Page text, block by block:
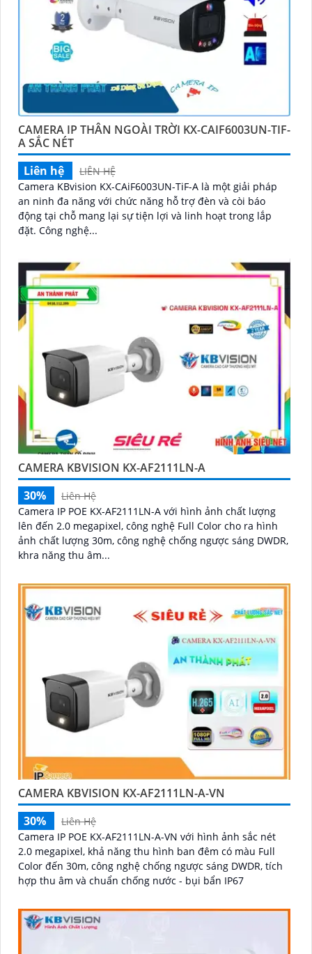
CAMERA IP THÂN NGOÀI TRỜI KX-CAIF6003UN-TIF-
A SẮC NÉT
Liên hệ
LIÊN HỆ
Camera KBvision KX-CAiF6003UN-TiF-A là một giải pháp
an ninh đa năng với chức năng hỗ trợ đèn và còi báo
động tại chỗ mang lại sự tiện lợi và linh hoạt trong lắp
đặt. Công nghệ...
CAMERA KBVISION KX-AF2111LN-A
30%
Liên Hệ
Camera IP POE KX-AF2111LN-A với hình ảnh chất lượng
lên đến 2.0 megapixel, công nghệ Full Color cho ra hình
ảnh chất lượng 30m, công nghệ chống ngược sáng DWDR,
khra năng thu âm...
CAMERA KBVISION KX-AF2111LN-A-VN
30%
Liên Hệ
Camera IP POE KX-AF2111LN-A-VN với hình ảnh sắc nét
2.0 megapixel, khả năng thu hình ban đêm có màu Full
Color đến 30m, công nghệ chống ngược sáng DWDR, tích
hợp thu âm và chuẩn chống nước - bụi bẩn IP67